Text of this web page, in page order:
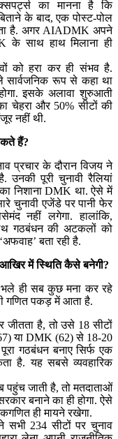
का मानना है कि
के बाद, एक पोस्ट-पोल
है. अगर AIADMK अपने
के साथ हाथ मिलाना ही
को हरा कर ही संभव है.
सार्वजनिक रूप से कहा था
इसके अलावा शुरुआती
चेहरा और 50% सीटों की
नहीं थी.
हैं?
प्रचार के दौरान विजय ने
पूरी चुनावी रैलियां
निशाना DMK था. ऐसे में
चुनावी एजेंडे पर पानी फेर
नहीं लगेगा. हालांकि,
गठबंधन की अटकलों को
बता रही है.
में स्थिति कैसे बनेगी?
ही सब कुछ मना कर रहे
गणित पकड़ में आता है.
जीतता है, तो उसे 18 सीटों
या DMK (62) से 18-20
गठबंधन बनाए सिर्फ एक
है. यह सबसे व्यवहारिक
जाती है, तो मतदाताओं
बनाने का ही होगा. ऐसे
ही मायने रखेगा.
234 सीटों पर चुनाव